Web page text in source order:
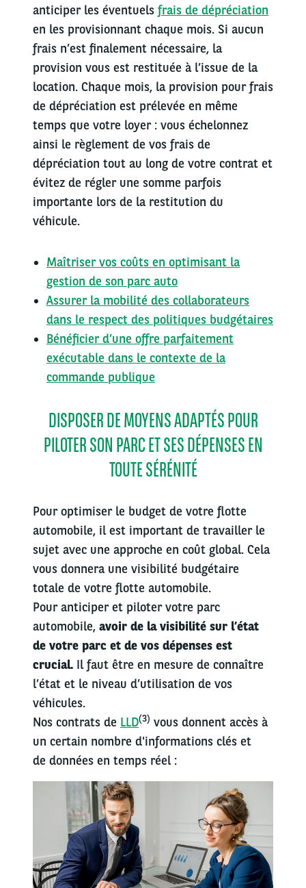
anticiper les éventuels frais de dépréciation
en les provisionnant chaque mois. Si aucun
frais n’est finalement nécessaire, la
provision vous est restituée à l’issue de la
location. Chaque mois, la provision pour frais
de dépréciation est prélevée en même
temps que votre loyer : vous échelonnez
ainsi le règlement de vos frais de
dépréciation tout au long de votre contrat et
évitez de régler une somme parfois
importante lors de la restitution du
véhicule.
Maîtriser vos coûts en optimisant la
gestion de son parc auto
Assurer la mobilité des collaborateurs
dans le respect des politiques budgétaires
Bénéficier d’une offre parfaitement
exécutable dans le contexte de la
commande publique
DISPOSER DE MOYENS ADAPTÉS POUR
PILOTER SON PARC ET SES DÉPENSES EN
TOUTE SÉRÉNITÉ
Pour optimiser le budget de votre flotte
automobile, il est important de travailler le
sujet avec une approche en coût global. Cela
vous donnera une visibilité budgétaire
totale de votre flotte automobile.
Pour anticiper et piloter votre parc
automobile, avoir de la visibilité sur l’état
de votre parc et de vos dépenses est
crucial. Il faut être en mesure de connaître
l’état et le niveau d’utilisation de vos
véhicules.
Nos contrats de LLD(3) vous donnent accès à
un certain nombre d'informations clés et
de données en temps réel :